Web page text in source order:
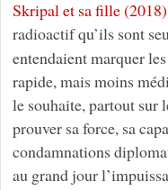
Skripal et sa fille (2018)
radioactif qu’ils sont
entendaient marquer
rapide, mais moins
le souhaite, partout sur
prouver sa force, sa
condamnations
au grand jour